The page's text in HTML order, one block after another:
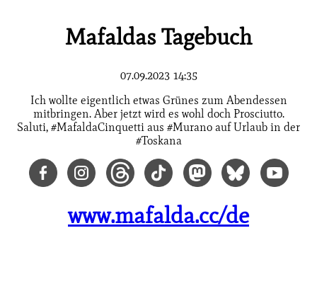
Mafaldas Tagebuch
07.09.2023 14:35
Ich wollte eigentlich etwas Grünes zum Abendessen
mitbringen. Aber jetzt wird es wohl doch Prosciutto.
Saluti, #MafaldaCinquetti aus #Murano auf Urlaub in der
#Toskana
www.mafalda.cc/de